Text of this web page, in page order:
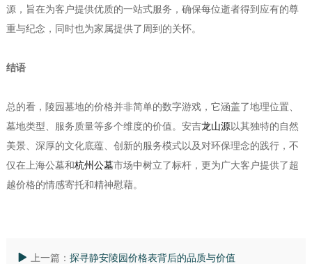
源，旨在为客户提供优质的一站式服务，确保每位逝者得到应有的尊
重与纪念，同时也为家属提供了周到的关怀。
结语
总的看，陵园墓地的价格并非简单的数字游戏，它涵盖了地理位置、
墓地类型、服务质量等多个维度的价值。安吉龙山源以其独特的自然
美景、深厚的文化底蕴、创新的服务模式以及对环保理念的践行，不
仅在上海公墓和杭州公墓市场中树立了标杆，更为广大客户提供了超
越价格的情感寄托和精神慰藉。
上一篇： 探寻静安陵园价格表背后的品质与价值